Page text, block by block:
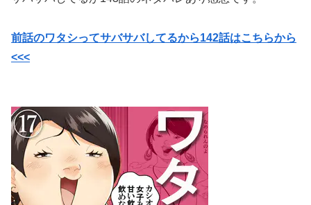
前話のワタシってサバサバしてるから142話はこちらから
<<<